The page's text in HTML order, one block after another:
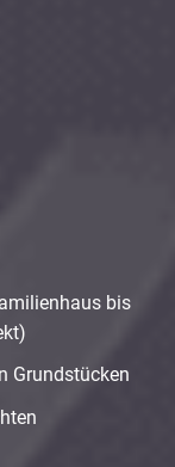
bis
Grundstücken